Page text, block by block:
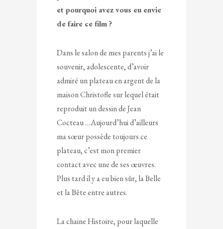
et pourquoi avez vous eu envie
de faire ce film ?
Dans le salon de mes parents j’ai le
souvenir, adolescente, d’avoir
admiré un plateau en argent de la
maison Christofle sur lequel était
reproduit un dessin de Jean
Cocteau …Aujourd’hui d’ailleurs
ma sœur possède toujours ce
plateau, c’est mon premier
contact avec une de ses œuvres.
Plus tard il y a eu bien sûr, la Belle
et la Bête entre autres.
La chaine Histoire, pour laquelle